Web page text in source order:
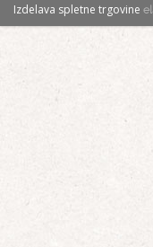
Izdelava spletne trgovine